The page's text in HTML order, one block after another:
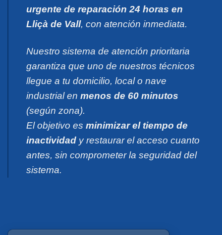
urgente de reparación 24 horas en
Lliçà de Vall, con atención inmediata.
Nuestro sistema de atención prioritaria
garantiza que uno de nuestros técnicos
llegue a tu domicilio, local o nave
industrial en menos de 60 minutos
(según zona).
El objetivo es minimizar el tiempo de
inactividad y restaurar el acceso cuanto
antes, sin comprometer la seguridad del
sistema.